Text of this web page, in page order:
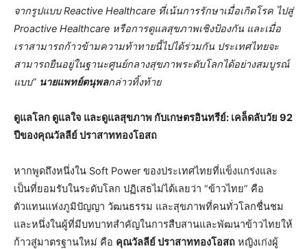
จากรูปแบบ Reactive Healthcare ที่เน้นการรักษาเมื่อเกิดโรค ไปสู่
Proactive Healthcare หรือการดูแลสุขภาพเชิงป้องกัน และเมื่อ
เราสามารถก้าวข้ามความท้าทายนี้ไปได้ร่วมกัน ประเทศไทยจะ
สามารถยืนอยู่ในฐานะศูนย์กลางสุขภาพระดับโลกได้อย่างสมบูรณ์
แบบ” นายแพทย์ตนุพลกล่าวทิ้งท้าย
ดูแลโลก ดูแลใจ และดูแลสุขภาพ กับเกษตรอินทรีย์: เคล็ดลับวัย 92
ปีของคุณวัลลีย์ ปราสาททองโอสถ
หากพูดถึงหนึ่งใน Soft Power ของประเทศไทยที่แข็งแกร่งและ
เป็นที่ยอมรับในระดับโลก ปฏิเสธไม่ได้เลยว่า “ข้าวไทย” คือ
ตัวแทนแห่งภูมิปัญญา วัฒนธรรม และสุขภาพที่คนทั่วโลกชื่นชม
และหนึ่งในผู้ที่มีบทบาทสำคัญในการสืบสานและพัฒนาข้าวไทยให้
ก้าวสู่มาตรฐานใหม่ คือ คุณวัลลีย์ ปราสาททองโอสถ หญิงเก่งผู้